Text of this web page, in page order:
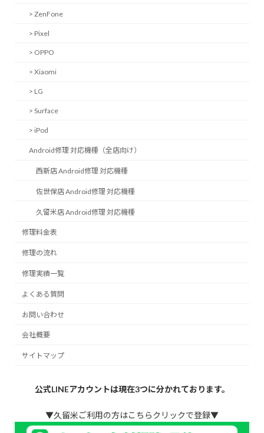
> ZenFone
> Pixel
> OPPO
> Xiaomi
> LG
> Surface
> iPod
Android修理 対応機種（全店向け）
西新店 Android修理 対応機種
佐世保店 Android修理 対応機種
久留米店 Android修理 対応機種
修理料金表
修理の流れ
修理実績一覧
よくある質問
お問い合わせ
会社概要
サイトマップ
公式LINEアカウントは現在3つに分かれております。
▼久留米ご利用の方はこちらクリックで登録▼